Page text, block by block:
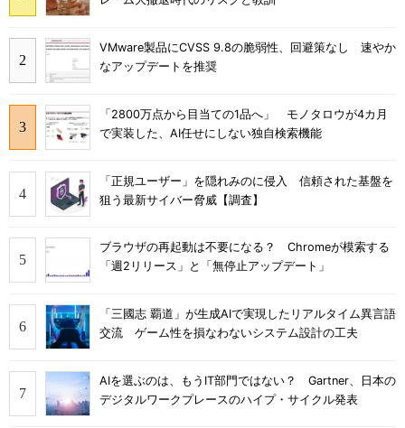
VMware製品にCVSS 9.8の脆弱性、回避策なし 速やか
なアップデートを推奨
「2800万点から目当ての1品へ」 モノタロウが4カ月
で実装した、AI任せにしない独自検索機能
「正規ユーザー」を隠れみのに侵入 信頼された基盤を
狙う最新サイバー脅威【調査】
ブラウザの再起動は不要になる？ Chromeが模索する
「週2リリース」と「無停止アップデート」
「三國志 覇道」が生成AIで実現したリアルタイム異言語
交流 ゲーム性を損なわないシステム設計の工夫
AIを選ぶのは、もうIT部門ではない？ Gartner、日本の
デジタルワークプレースのハイプ・サイクル発表